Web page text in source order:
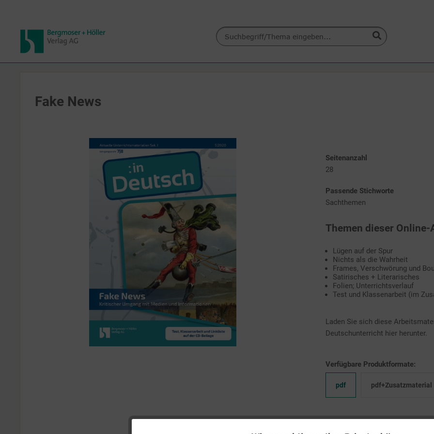
Fake News
Seitenanzahl
28
Passende Stichworte
Sachthemen
Themen dieser Online-
Lügen auf der Spur
Nichts als die Wahrheit
Frames, Verschwörung und
Satirisches + Literarisches
Folien; Unterrichtsverlauf
Test und Klassenarbeit (im
Laden Sie sich diese
Deutschunterricht hier herunter.
Verfügbare Produktformate:
pdf pdf+Zusatzmaterial